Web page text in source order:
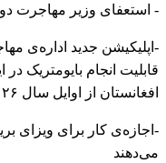
- استعفای وزیر مهاجرت
-اپلیکیشن جدید اداره‌ی
قابلیت انجام بایومتریک
افغانستان از اوایل سال ۲۰۲۶
-اجازه‌ی کار برای ویزای
می‌دهند